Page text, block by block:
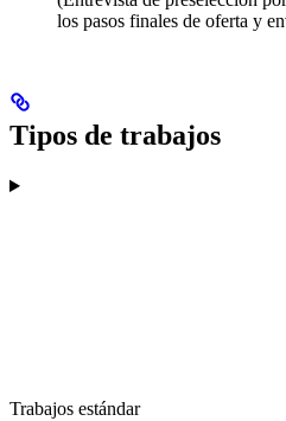
los pasos finales de oferta y
Tipos de trabajos
Trabajos estándar